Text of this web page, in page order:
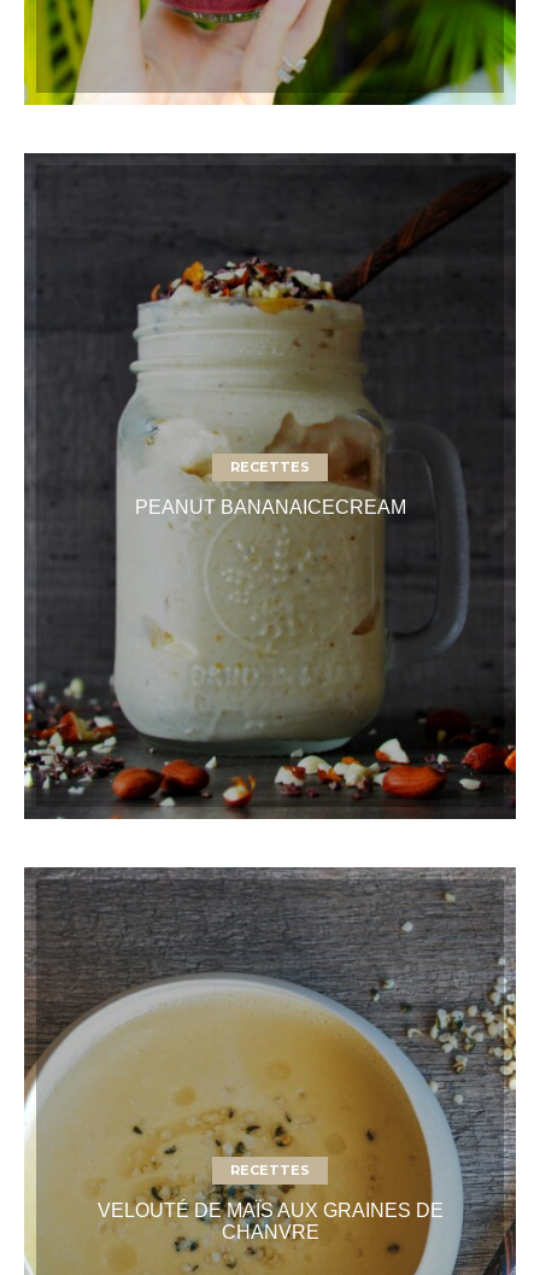
RECETTES
PEANUT BANANAICECREAM
RECETTES
VELOUTÉ DE MAÏS AUX GRAINES DE
CHANVRE